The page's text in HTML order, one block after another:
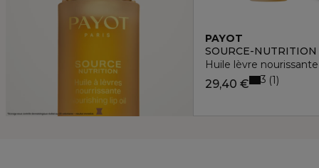
PAYOT
SOURCE-NUTRITION
Huile lèvre nourissante
29,40 € 3 1